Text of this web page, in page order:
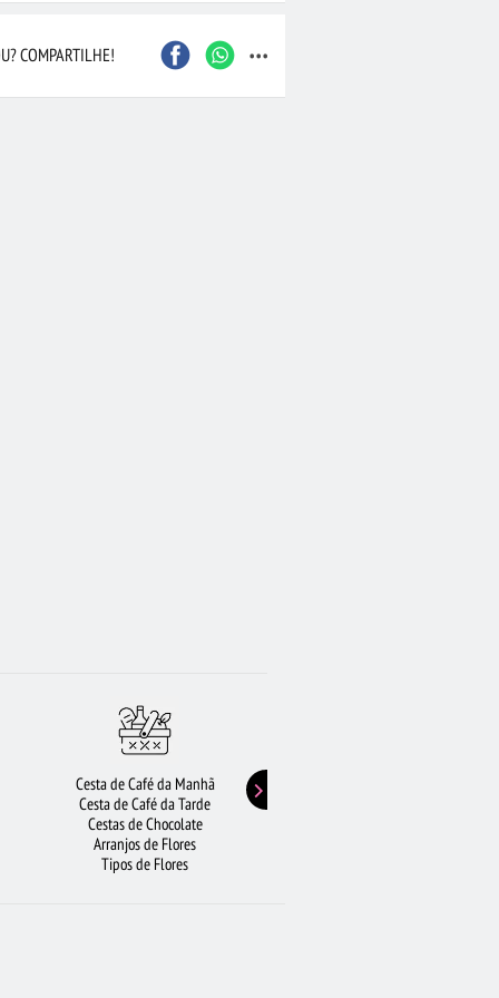
Caxias do Sul
Contagem
COMPARTILHE! ...
Cesta de Café da Manhã
Cesta de Café da Tarde
Cestas de Chocolate
Arranjos de Flores
Tipos de Flores